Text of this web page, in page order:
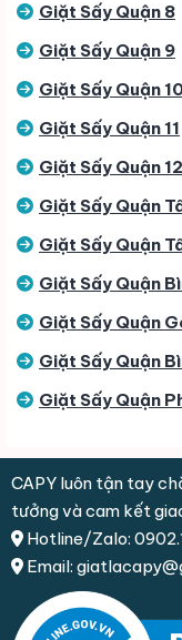
Giặt Sấy Quận 8
Giặt Sấy Quận 9
Giặt Sấy Quận
Giặt Sấy Quận 11
Giặt Sấy Quận 12
Giặt Sấy Quận
Giặt Sấy Quận
Giặt Sấy Quận
Giặt Sấy Quận
Giặt Sấy Quận
Giặt Sấy Quận
CAPY luôn tận tay
tưởng và cam kết
Hotline/Zalo:
Email: